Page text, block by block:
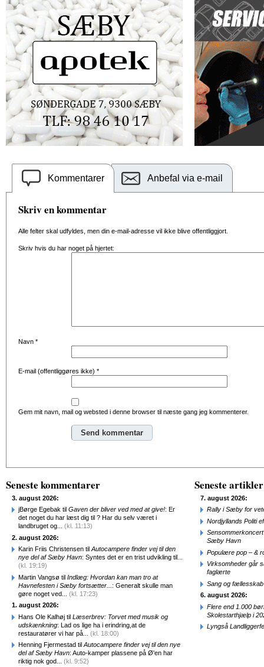
Kommentarer Anbefal via e-mail
Skriv en kommentar
Alle felter skal udfyldes, men din e-mail-adresse vil ikke blive offentliggjort.
Skriv hvis du har noget på hjertet:
Navn *
E-mail (offentliggøres ikke) *
Gem mit navn, mail og websted i denne browser til næste gang jeg kommenterer.
Seneste kommentarer
3. august 2026:
jBørge Egebak til Gaven der bliver ved med at give!: Er
det noget du har læst dig til ? Har du selv været i
landbruget og... (kl. 11:13)
2. august 2026:
Karin Friis Christensen til Autocampere finder vej til den
nye del af Sæby Havn: Syntes det er en trist udvikling til...
(kl. 19:19)
Martin Vangsø til Indlæg: Hvordan kan man tro at
Havnefesten i Sæby fortsætter... : Generalt skulle man
gøre noget ved... (kl. 17:23)
1. august 2026:
Hans Ole Kalhøj til Læserbrev: Torvet med musik og
udskænkning: Lad os lige ha i erindring,at de
restauratører vi har på... (kl. 18:00)
Henning Fjermestad til Autocampere finder vej til den nye
del af Sæby Havn: Auto-kamper plassene på Ø'en har
riktig nok god... (kl. 9:52)
Seneste artikler
7. august 2026:
Rally i Sæby for
Nordjyllands Politi
Sæby Havn
Populære pop – &
Virksomheder går
faglærte
Sang og
6. august 2026:
Flere end 1.000
Skolestarthjælp i
Lyngså